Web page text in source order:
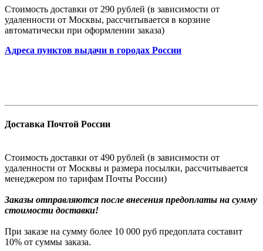
Стоимость доставки от 290 рублей (в зависимости от
удаленности от Москвы, рассчитывается в корзине
автоматически при оформлении заказа)
Адреса пунктов выдачи в городах России
Доставка Почтой России
Стоимость доставки от 490 рублей (в зависимости от
удаленности от Москвы и размера посылки, рассчитывается
менеджером по тарифам Почты России)
Заказы отправляются после внесения предоплаты на сумму
стоимости доставки!
При заказе на сумму более 10 000 руб предоплата составит
10% от суммы заказа.